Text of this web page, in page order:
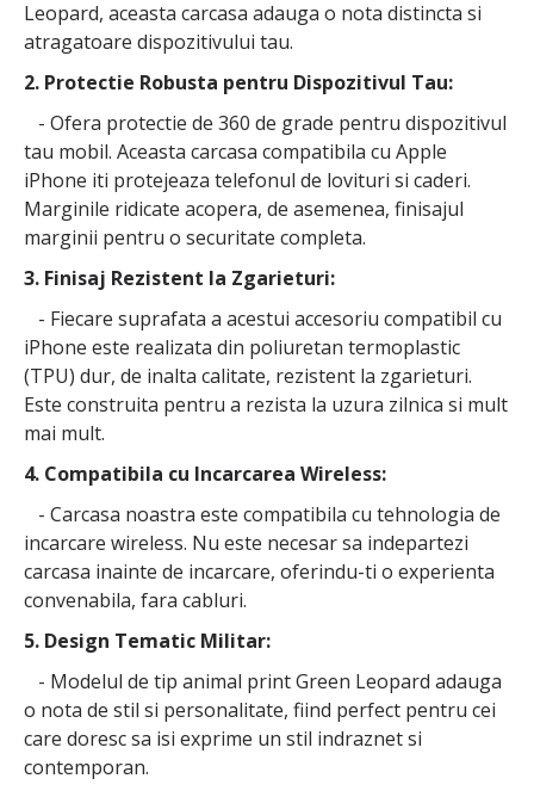
Leopard, aceasta carcasa adauga o nota distincta si
atragatoare dispozitivului tau.
2. Protectie Robusta pentru Dispozitivul Tau:
- Ofera protectie de 360 de grade pentru dispozitivul
tau mobil. Aceasta carcasa compatibila cu Apple
iPhone iti protejeaza telefonul de lovituri si caderi.
Marginile ridicate acopera, de asemenea, finisajul
marginii pentru o securitate completa.
3. Finisaj Rezistent la Zgarieturi:
- Fiecare suprafata a acestui accesoriu compatibil cu
iPhone este realizata din poliuretan termoplastic
(TPU) dur, de inalta calitate, rezistent la zgarieturi.
Este construita pentru a rezista la uzura zilnica si mult
mai mult.
4. Compatibila cu Incarcarea Wireless:
- Carcasa noastra este compatibila cu tehnologia de
incarcare wireless. Nu este necesar sa indepartezi
carcasa inainte de incarcare, oferindu-ti o experienta
convenabila, fara cabluri.
5. Design Tematic Militar:
- Modelul de tip animal print Green Leopard adauga
o nota de stil si personalitate, fiind perfect pentru cei
care doresc sa isi exprime un stil indraznet si
contemporan.